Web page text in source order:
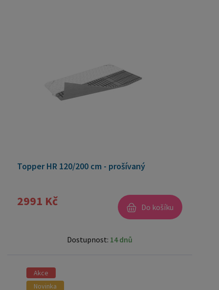
Topper HR 120/200 cm - prošívaný
2991 Kč Do košíku
Dostupnost: 14 dnů
Akce
Novinka